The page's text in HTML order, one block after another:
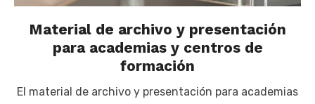
Material de archivo y presentación
para academias y centros de
formación
El material de archivo y presentación para academias